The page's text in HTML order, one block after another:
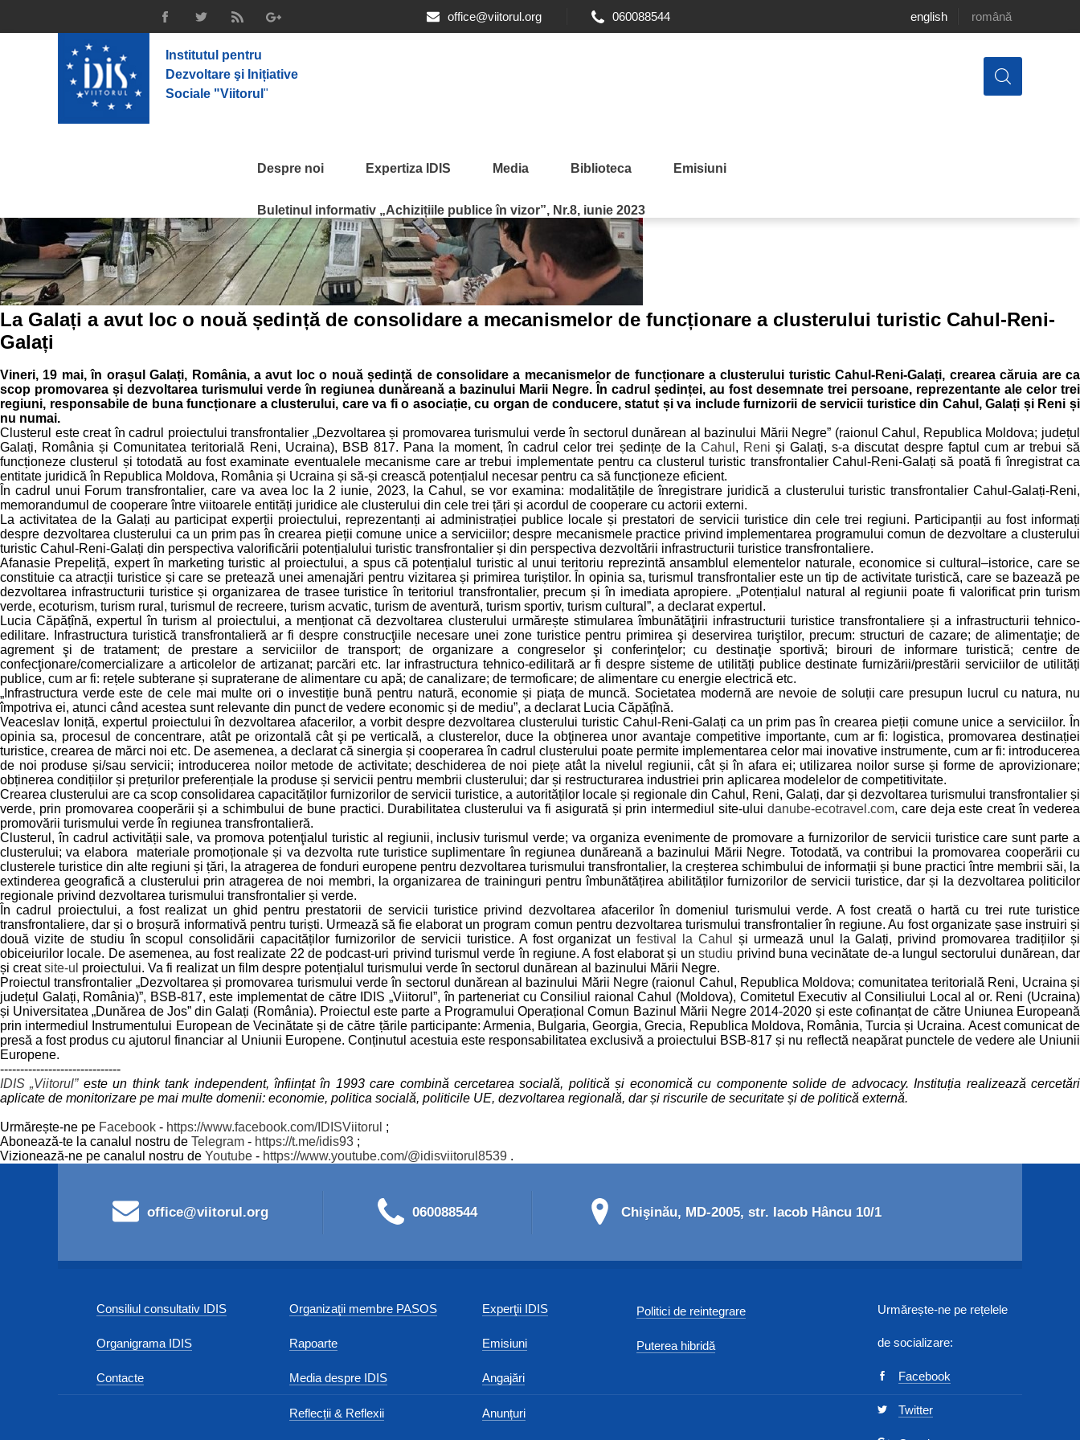
office@viitorul.org 060088544 english română
Institutul pentru
Dezvoltare şi Inițiative
Sociale "Viitorul "
Despre noi Expertiza IDIS Media Biblioteca Emisiuni
Buletinul informativ „Achizițiile publice în vizor”, Nr.8, iunie 2023
La Galați a avut loc o nouă ședință de consolidare a mecanismelor de funcționare a clusterului turistic Cahul-Reni-
Galați
Vineri, 19 mai, în orașul Galați, România, a avut loc o nouă ședință de consolidare a mecanismelor de funcționare a clusterului turistic Cahul-Reni-Galați, crearea căruia are ca
scop promovarea și dezvoltarea turismului verde în regiunea dunăreană a bazinului Marii Negre. În cadrul ședinței, au fost desemnate trei persoane, reprezentante ale celor trei
regiuni, responsabile de buna funcționare a clusterului, care va fi o asociație, cu organ de conducere, statut și va include furnizorii de servicii turistice din Cahul, Galați și Reni și
nu numai.
Clusterul este creat în cadrul proiectului transfrontalier „Dezvoltarea și promovarea turismului verde în sectorul dunărean al bazinului Mării Negre” (raionul Cahul, Republica Moldova; județul
Galați, România și Comunitatea teritorială Reni, Ucraina), BSB 817. Pana la moment, în cadrul celor trei ședințe de la Cahul , Reni și Galați, s-a discutat despre faptul cum ar trebui să
funcționeze clusterul și totodată au fost examinate eventualele mecanisme care ar trebui implementate pentru ca clusterul turistic transfrontalier Cahul-Reni-Galați să poată fi înregistrat ca
entitate juridică în Republica Moldova, România și Ucraina și să-și crească potențialul necesar pentru ca să funcționeze eficient.
În cadrul unui Forum transfrontalier, care va avea loc la 2 iunie, 2023, la Cahul, se vor examina: modalitățile de înregistrare juridică a clusterului turistic transfrontalier Cahul-Galați-Reni,
memorandumul de cooperare între viitoarele entități juridice ale clusterului din cele trei țări și acordul de cooperare cu actorii externi.
La activitatea de la Galați au participat experții proiectului, reprezentanți ai administrației publice locale și prestatori de servicii turistice din cele trei regiuni. Participanții au fost informați
despre dezvoltarea clusterului ca un prim pas în crearea pieții comune unice a serviciilor; despre mecanismele practice privind implementarea programului comun de dezvoltare a clusterului
turistic Cahul-Reni-Galați din perspectiva valorificării potențialului turistic transfrontalier și din perspectiva dezvoltării infrastructurii turistice transfrontaliere.
Afanasie Prepeliță, expert în marketing turistic al proiectului, a spus că potențialul turistic al unui teritoriu reprezintă ansamblul elementelor naturale, economice si cultural–istorice, care se
constituie ca atracții turistice și care se pretează unei amenajări pentru vizitarea și primirea turiștilor. În opinia sa, turismul transfrontalier este un tip de activitate turistică, care se bazează pe
dezvoltarea infrastructurii turistice și organizarea de trasee turistice în teritoriul transfrontalier, precum și în imediata apropiere. „Potențialul natural al regiunii poate fi valorificat prin turism
verde, ecoturism, turism rural, turismul de recreere, turism acvatic, turism de aventură, turism sportiv, turism cultural”, a declarat expertul.
Lucia Căpățînă, expertul în turism al proiectului, a menționat că dezvoltarea clusterului urmărește stimularea îmbunătăţirii infrastructurii turistice transfrontaliere și a infrastructurii tehnico-
edilitare. Infrastructura turistică transfrontalieră ar fi despre construcţiile necesare unei zone turistice pentru primirea şi deservirea turiştilor, precum: structuri de cazare; de alimentaţie; de
agrement şi de tratament; de prestare a serviciilor de transport; de organizare a congreselor şi conferinţelor; cu destinaţie sportivă; birouri de informare turistică; centre de
confecţionare/comercializare a articolelor de artizanat; parcări etc. Iar infrastructura tehnico-edilitară ar fi despre sisteme de utilități publice destinate furnizării/prestării serviciilor de utilități
publice, cum ar fi: rețele subterane și supraterane de alimentare cu apă; de canalizare; de termoficare; de alimentare cu energie electrică etc.
„Infrastructura verde este de cele mai multe ori o investiție bună pentru natură, economie și piața de muncă. Societatea modernă are nevoie de soluții care presupun lucrul cu natura, nu
împotriva ei, atunci când acestea sunt relevante din punct de vedere economic și de mediu”, a declarat Lucia Căpățînă.
Veaceslav Ioniță, expertul proiectului în dezvoltarea afacerilor, a vorbit despre dezvoltarea clusterului turistic Cahul-Reni-Galați ca un prim pas în crearea pieții comune unice a serviciilor. În
opinia sa, procesul de concentrare, atât pe orizontală cât şi pe verticală, a clusterelor, duce la obţinerea unor avantaje competitive importante, cum ar fi: logistica, promovarea destinației
turistice, crearea de mărci noi etc. De asemenea, a declarat că sinergia și cooperarea în cadrul clusterului poate permite implementarea celor mai inovative instrumente, cum ar fi: introducerea
de noi produse și/sau servicii; introducerea noilor metode de activitate; deschiderea de noi piețe atât la nivelul regiunii, cât și în afara ei; utilizarea noilor surse și forme de aprovizionare;
obținerea condițiilor și prețurilor preferențiale la produse și servicii pentru membrii clusterului; dar și restructurarea industriei prin aplicarea modelelor de competitivitate.
Crearea clusterului are ca scop consolidarea capacităților furnizorilor de servicii turistice, a autorităților locale și regionale din Cahul, Reni, Galați, dar și dezvoltarea turismului transfrontalier și
verde, prin promovarea cooperării și a schimbului de bune practici. Durabilitatea clusterului va fi asigurată și prin intermediul site-ului danube-ecotravel.com, care deja este creat în vederea
promovării turismului verde în regiunea transfrontalieră.
Clusterul, în cadrul activității sale, va promova potenţialul turistic al regiunii, inclusiv turismul verde; va organiza evenimente de promovare a furnizorilor de servicii turistice care sunt parte a
clusterului; va elabora materiale promoționale și va dezvolta rute turistice suplimentare în regiunea dunăreană a bazinului Mării Negre. Totodată, va contribui la promovarea cooperării cu
clusterele turistice din alte regiuni și țări, la atragerea de fonduri europene pentru dezvoltarea turismului transfrontalier, la creșterea schimbului de informații și bune practici între membrii săi, la
extinderea geografică a clusterului prin atragerea de noi membri, la organizarea de traininguri pentru îmbunătățirea abilităților furnizorilor de servicii turistice, dar și la dezvoltarea politicilor
regionale privind dezvoltarea turismului transfrontalier și verde.
În cadrul proiectului, a fost realizat un ghid pentru prestatorii de servicii turistice privind dezvoltarea afacerilor în domeniul turismului verde. A fost creată o hartă cu trei rute turistice
transfrontaliere, dar și o broșură informativă pentru turiști. Urmează să fie elaborat un program comun pentru dezvoltarea turismului transfrontalier în regiune. Au fost organizate șase instruiri și
două vizite de studiu în scopul consolidării capacităților furnizorilor de servicii turistice. A fost organizat unfestival la Cahul
și urmează unul la Galați, privind promovarea tradițiilor și
obiceiurilor locale. De asemenea, au fost realizate 22 de podcast-uri privind turismul verde în regiune. A fost elaborat și unstudiu privind buna vecinătate de-a lungul sectorului dunărean, dar
și creatsite-ul proiectului. Va fi realizat un film despre potențialul turismului verde în sectorul dunărean al bazinului Mării Negre.
Proiectul transfrontalier „Dezvoltarea și promovarea turismului verde în sectorul dunărean al bazinului Mării Negre (raionul Cahul, Republica Moldova; comunitatea teritorială Reni, Ucraina și
județul Galați, România)”, BSB-817, este implementat de către IDIS „Viitorul”, în parteneriat cu Consiliul raional Cahul (Moldova), Comitetul Executiv al Consiliului Local al or. Reni (Ucraina)
și Universitatea „Dunărea de Jos” din Galați (România). Proiectul este parte a Programului Operațional Comun Bazinul Mării Negre 2014-2020 și este cofinanțat de către Uniunea Europeană
prin intermediul Instrumentului European de Vecinătate și de către țările participante: Armenia, Bulgaria, Georgia, Grecia, Republica Moldova, România, Turcia și Ucraina. Acest comunicat de
presă a fost produs cu ajutorul financiar al Uniunii Europene. Conținutul acestuia este responsabilitatea exclusivă a proiectului BSB-817 și nu reflectă neapărat punctele de vedere ale Uniunii
Europene.
------------------------------
IDIS „Viitorul”este un think tank independent, înființat în 1993 care combină cercetarea socială, politică și economică cu componente solide de advocacy. Instituția realizează cercetări
aplicate de monitorizare pe mai multe domenii: economie, politica socială, politicile UE, dezvoltarea regională, dar și riscurile de securitate și de politică externă.
Urmărește-ne pe Facebook - https://www.facebook.com/IDISViitorul ;
Abonează-te la canalul nostru de Telegram - https://t.me/idis93 ;
Vizionează-ne pe canalul nostru de Youtube - https://www.youtube.com/@idisviitorul8539 .
office@viitorul.org 060088544 Chişinău, MD-2005, str. Iacob Hâncu 10/1
Consiliul consultativ IDIS
Organigrama IDIS
Contacte
Organizaţii membre PASOS
Rapoarte
Media despre IDIS
Reflecții & Reflexii
Experţii IDIS
Emisiuni
Angajări
Anunțuri
Politici de reintegrare
Puterea hibridă
Urmărește-ne pe rețelele
de socializare:
Facebook
Twitter